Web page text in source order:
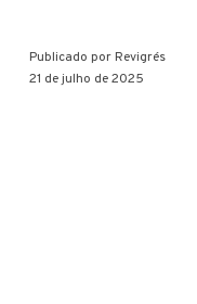
Publicado porRevigrés
21 de julho de 2025